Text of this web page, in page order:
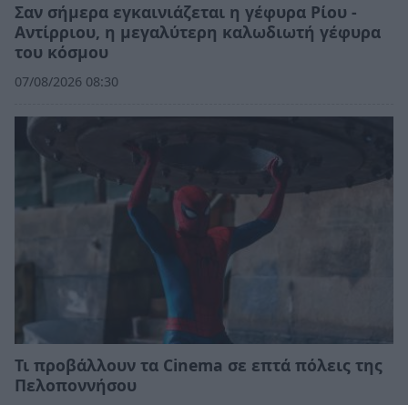
Σαν σήμερα εγκαινιάζεται η γέφυρα Ρίου -
Αντίρριου, η μεγαλύτερη καλωδιωτή γέφυρα
του κόσμου
07/08/2026 08:30
Τι προβάλλουν τα Cinema σε επτά πόλεις της
Πελοποννήσου